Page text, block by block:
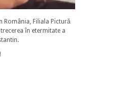
România, Filiala Pictură
în etermitate a